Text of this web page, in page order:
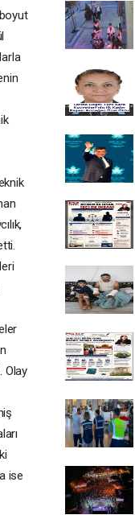
Olay
ise